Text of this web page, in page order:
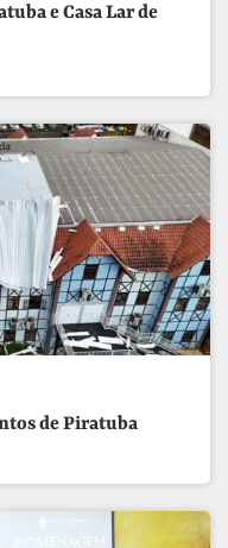
e Casa Lar de
de Piratuba